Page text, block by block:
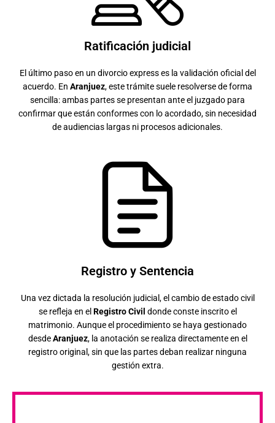
Ratificación judicial
El último paso en un divorcio express es la validación oficial del
acuerdo. En Aranjuez, este trámite suele resolverse de forma
sencilla: ambas partes se presentan ante el juzgado para
confirmar que están conformes con lo acordado, sin necesidad
de audiencias largas ni procesos adicionales.
Registro y Sentencia
Una vez dictada la resolución judicial, el cambio de estado civil
se refleja en el Registro Civil donde conste inscrito el
matrimonio. Aunque el procedimiento se haya gestionado
desdeAranjuez, la anotación se realiza directamente en el
registro original, sin que las partes deban realizar ninguna
gestión extra.